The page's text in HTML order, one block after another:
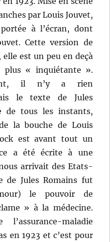
par Louis Jouvet,
à l’écran, dont
Cette version de
est un peu en deçà
plus « inquiétante ».
il n’y a rien
le texte de Jules
de tous les instants,
la bouche de Louis
est avant tout un
a été écrite à une
arrivait des Etats-
de Jules Romains fut
le pouvoir de
» à la médecine.
maladie
en 1923 et c’est pour